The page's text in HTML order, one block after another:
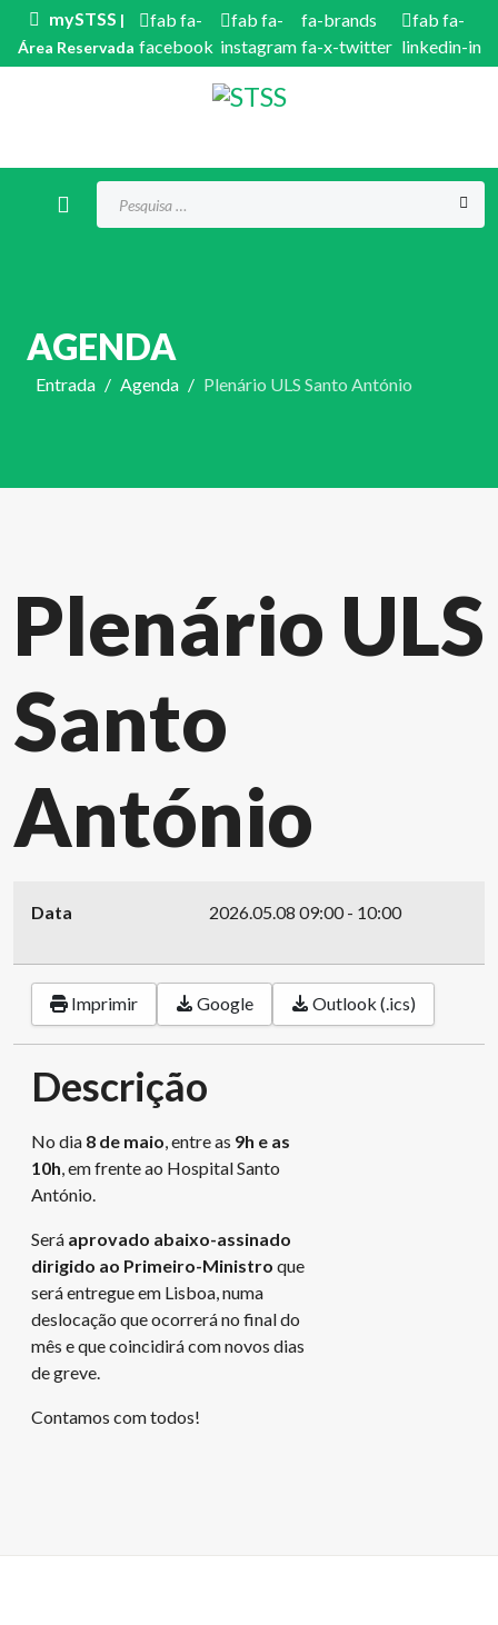
mySTSS |
Área Reservada
fab fa-
facebook
fab fa-
instagram
fa-brands
fa-x-twitter
fab fa-
linkedin-in
AGENDA
Entrada Agenda Plenário ULS Santo António
Plenário ULS
Santo
António
Data 2026.05.08 09:00 - 10:00
Imprimir Google Outlook (.ics)
Descrição
No dia 8 de maio , entre as 9h e as
10h , em frente ao Hospital Santo
António.
Será aprovado abaixo-assinado
dirigido ao Primeiro-Ministro que
será entregue em Lisboa, numa
deslocação que ocorrerá no final do
mês e que coincidirá com novos dias
de greve.
Contamos com todos!